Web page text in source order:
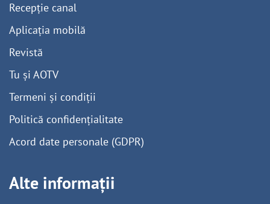
Recepție canal
Aplicația mobilă
Revistă
Tu și AOTV
Termeni și condiții
Politică confidențialitate
Acord date personale (GDPR)
Alte informații